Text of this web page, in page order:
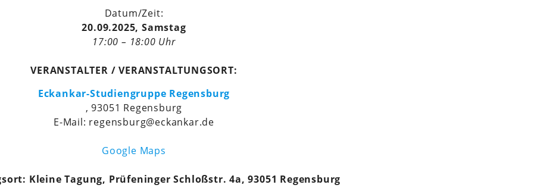
Datum/Zeit:
20.09.2025, Samstag
17:00 – 18:00 Uhr
VERANSTALTER / VERANSTALTUNGSORT:
Eckankar-Studiengruppe Regensburg
, 93051 Regensburg
E-Mail: regensburg@eckankar.de
Google Maps
Kleine Tagung, Prüfeninger Schloßstr. 4a, 93051 Regensburg